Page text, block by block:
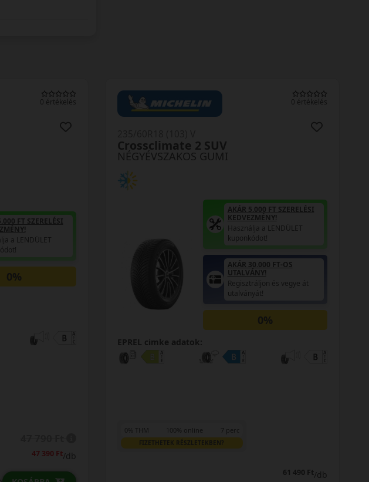
0 értékelés
FT SZERELÉSI
a LENDÜLET
FT-OS
és vegye át
61 490 Ft/db
0 értékelés
NÉGYÉVSZAKOS GUMI
Crossclimate 3 XL
AKÁR 5.000 FT SZERELÉSI
KEDVEZMÉNY!
Használja a LENDÜLET
kuponkódot!
AKÁR 30.000 FT-OS
UTALVÁNY!
Regisztráljon és vegye át
utalványát!
0%
EPREL cimke adatok:
0% THM 100% online 7 perc
FIZETHETEK RÉSZLETEKBEN?
61 690 Ft/db